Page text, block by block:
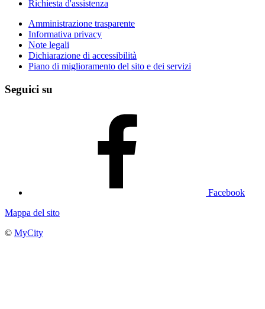
Richiesta d'assistenza
Amministrazione trasparente
Informativa privacy
Note legali
Dichiarazione di accessibilità
Piano di miglioramento del sito e dei servizi
Seguici su
Facebook
Mappa del sito
© MyCity